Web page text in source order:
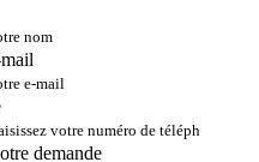
demande